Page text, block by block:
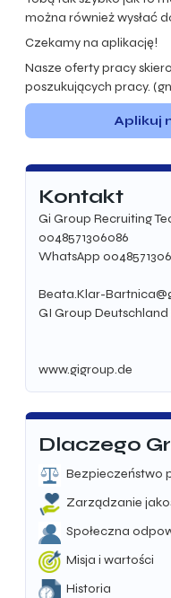
można również wysłać
Czekamy na aplikację!
Nasze oferty pracy
poszukujących pracy.
Aplikuj
Kontakt
Gi Group Recruiting
0048571306086
WhatsApp
Beata.Klar-
GI Group Deutschland
www.gigroup.de
Dlaczego
Bezpieczeństwo
Zarządzanie
Społeczna
Misja i wartości
Historia